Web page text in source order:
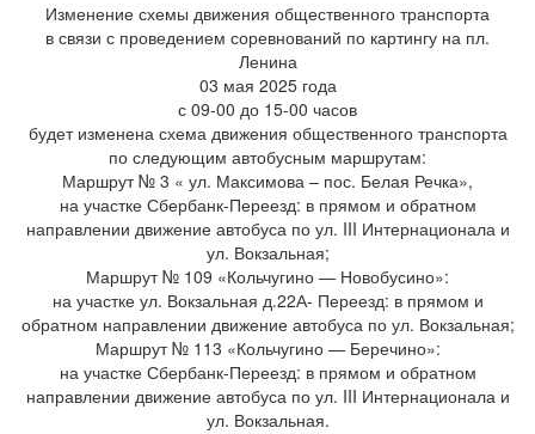
Изменение схемы движения общественного транспорта
в связи с проведением соревнований по картингу на пл.
Ленина
03 мая 2025 года
с 09-00 до 15-00 часов
будет изменена схема движения общественного транспорта
по следующим автобусным маршрутам:
Маршрут № 3 « ул. Максимова – пос. Белая Речка»,
на участке Сбербанк-Переезд: в прямом и обратном
направлении движение автобуса по ул. III Интернационала и
ул. Вокзальная;
Маршрут № 109 «Кольчугино — Новобусино»:
на участке ул. Вокзальная д.22А- Переезд: в прямом и
обратном направлении движение автобуса по ул. Вокзальная;
Маршрут № 113 «Кольчугино — Беречино»:
на участке Сбербанк-Переезд: в прямом и обратном
направлении движение автобуса по ул. III Интернационала и
ул. Вокзальная.